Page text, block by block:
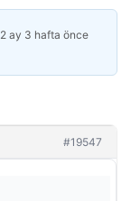
2 ay 3 hafta önce
#19547